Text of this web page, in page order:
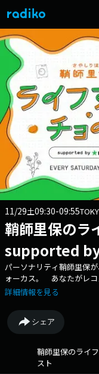
11/29土09:30-09:55
鞘師里保のラ
supported by
パーソナリティ鞘師里保
ォーカス。 あなたがレコ
プリ・キャラ・期間限定
を大募集中です。 マイベ
画、 鞘師里保に検証し
ください！ 番組Web
ージフォーム：https://
詳細情報を見る
シェア
鞘師里保のライ
スト